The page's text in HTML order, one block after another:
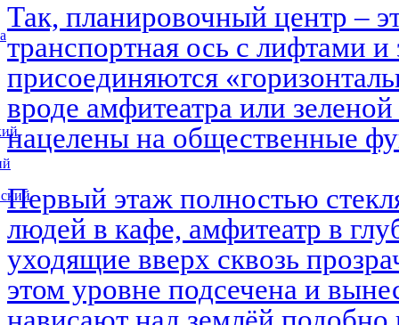
Так, планировочный центр –
транспортная ось с лифтами и
присоединяются
вроде амфитеатра или
нацелены на общественные
Первый этаж полностью
людей в кафе, амфитеатр в
уходящие вверх сквозь
этом уровне подсечена и